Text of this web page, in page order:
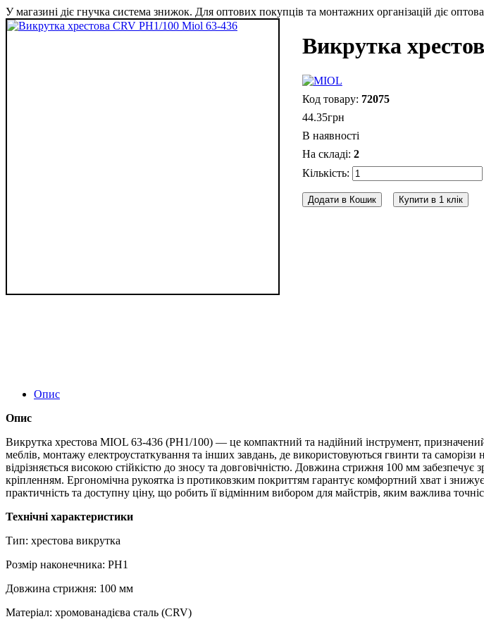
У магазині діє гнучка система знижок. Для оптових покупців та монтажних організацій діє оптова
Викрутка
72075
44.35грн
В наявності
2
Додати в Кошик Купити в 1 клік
Опис
Опис
Викрутка хрестова MIOL 63‑436 (PH1/100) — це компактний та надійний інструмент,
меблів, монтажу електроустаткування та інших завдань, де використовуються гвинти та
відрізняється високою стійкістю до зносу та довговічністю. Довжина стрижня 100 мм
кріпленням. Ергономічна рукоятка із протиковзким покриттям гарантує комфортний хват і
практичність та доступну ціну, що робить її відмінним вибором для майстрів, яким важлива
Технічні характеристики
Тип: хрестова викрутка
Розмір наконечника: PH1
Довжина стрижня: 100 мм
Матеріал: хромованадієва сталь (CRV)